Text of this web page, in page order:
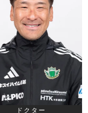
ドクター